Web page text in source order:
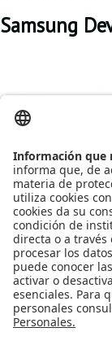
Samsung
Publicado en Eventos
Etiquetado bajo